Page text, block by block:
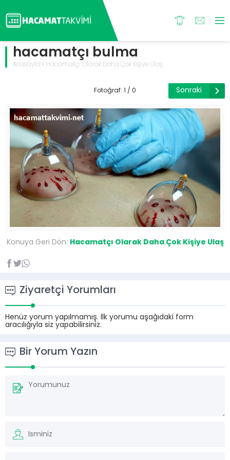
hacamatçı bulma
Anasayfa » Hacamatçı Olarak Daha Çok Kişiye Ulaş
Fotoğraf: 1 / 0 Sonraki
Konuya Geri Dön: Hacamatçı Olarak Daha Çok Kişiye Ulaş
Ziyaretçi Yorumları
Henüz yorum yapılmamış. İlk yorumu aşağıdaki form
aracılığıyla siz yapabilirsiniz.
Bir Yorum Yazın